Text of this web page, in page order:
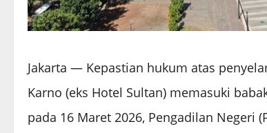
Jakarta — Kepastian hukum atas
Karno (eks Hotel Sultan) memasuki
pada 16 Maret 2026, Pengadilan Negeri